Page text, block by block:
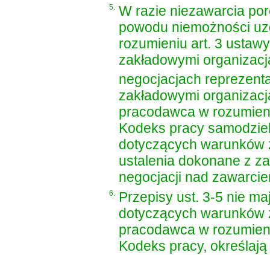
5. W razie niezawarcia
powodu niemożności
rozumieniu art. 3
zakładowymi
negocjacjach
zakładowymi
pracodawca w
Kodeks pracy
dotyczących warunków
ustalenia dokonane z
negocjacji nad
6. Przepisy ust. 3-5 nie
dotyczących warunków
pracodawca w
Kodeks pracy,